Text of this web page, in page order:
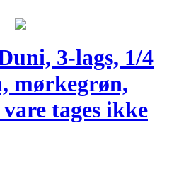
3-lags, 1/4
mørkegrøn,
tages ikke